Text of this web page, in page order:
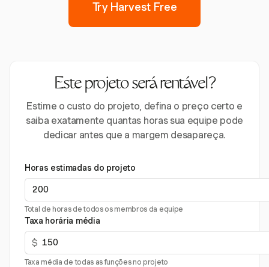
Try Harvest Free
Este projeto será rentável?
Estime o custo do projeto, defina o preço certo e
saiba exatamente quantas horas sua equipe pode
dedicar antes que a margem desapareça.
Horas estimadas do projeto
Total de horas de todos os membros da equipe
Taxa horária média
$
Taxa média de todas as funções no projeto